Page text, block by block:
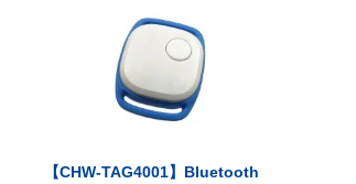
【CHW-TAG4001】Bluetooth